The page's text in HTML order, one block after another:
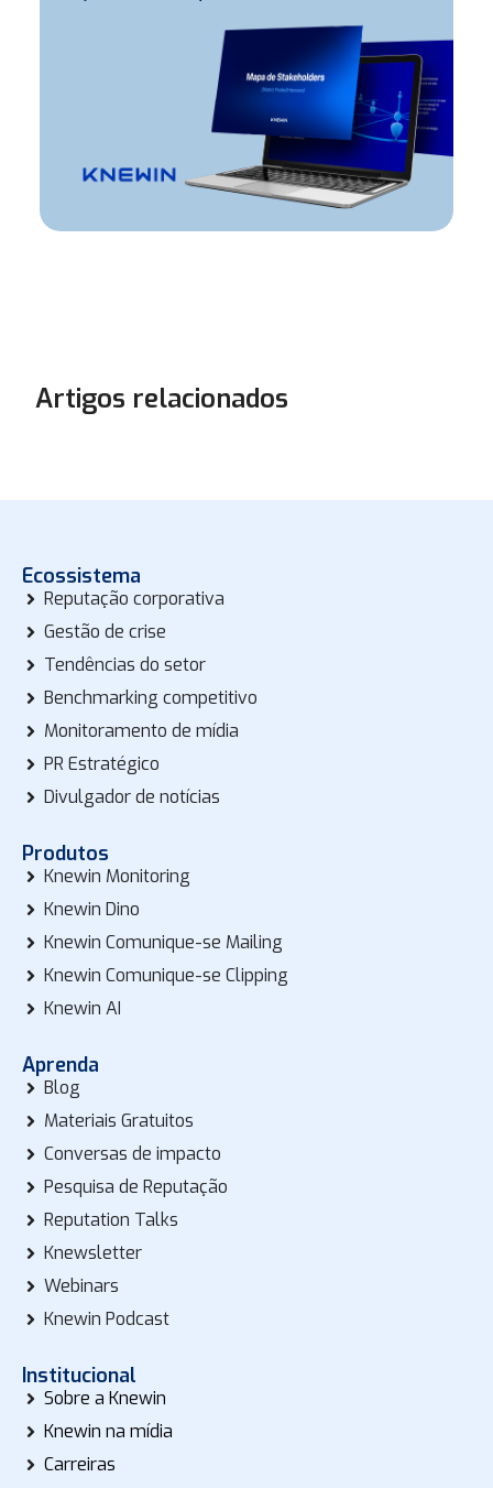
Artigos relacionados
Ecossistema
Reputação corporativa
Gestão de crise
Tendências do setor
Benchmarking competitivo
Monitoramento de mídia
PR Estratégico
Divulgador de notícias
Produtos
Knewin Monitoring
Knewin Dino
Knewin Comunique-se Mailing
Knewin Comunique-se Clipping
Knewin AI
Aprenda
Blog
Materiais Gratuitos
Conversas de impacto
Pesquisa de Reputação
Reputation Talks
Knewsletter
Webinars
Knewin Podcast
Institucional
Sobre a Knewin
Knewin na mídia
Carreiras